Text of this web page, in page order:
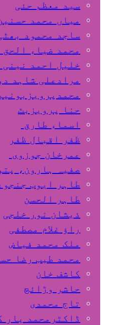
سید معظم حئی
میاں محمد
ساجد محمود
محمد ضیاء الحق
خلیل احمد نینی
مرادعلی شاہد
حنا پرویزبٹ
اسماء طارق
ظفر اقبال ظفر
عمرخان جوزوی
صفیہ ہارون،
طاہر ایوب
طاہر الحسن
ذیشان نور خلجی
راﺅ غلام مصطفی
ملک محمد فیاض
محمد طیب رضا
کاشف خان
حاشر وڑائچ
تاج محمدی
ڈاکٹرمحمد یار